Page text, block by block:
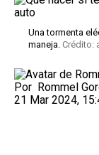
Una tormenta
maneja. Crédito:
Por Rommel
21 Mar 2024,